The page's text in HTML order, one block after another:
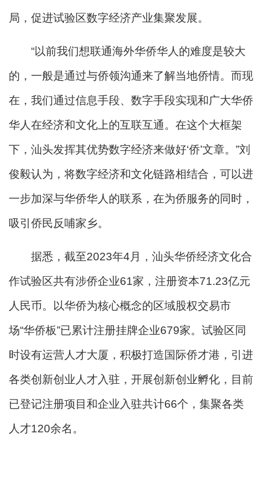
局，促进试验区数字经济产业集聚发展。
“以前我们想联通海外华侨华人的难度是较大
的，一般是通过与侨领沟通来了解当地侨情。而现
在，我们通过信息手段、数字手段实现和广大华侨
华人在经济和文化上的互联互通。在这个大框架
下，汕头发挥其优势数字经济来做好‘侨’文章。”刘
俊毅认为，将数字经济和文化链路相结合，可以进
一步加深与华侨华人的联系，在为侨服务的同时，
吸引侨民反哺家乡。
据悉，截至2023年4月，汕头华侨经济文化合
作试验区共有涉侨企业61家，注册资本71.23亿元
人民币。以华侨为核心概念的区域股权交易市
场“华侨板”已累计注册挂牌企业679家。试验区同
时设有运营人才大厦，积极打造国际侨才港，引进
各类创新创业人才入驻，开展创新创业孵化，目前
已登记注册项目和企业入驻共计66个，集聚各类
人才120余名。